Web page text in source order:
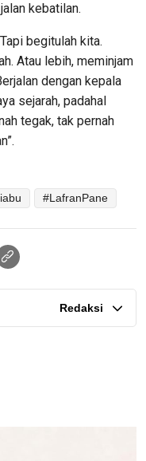
kebatilan.
begitulah kita.
Atau lebih, meminjam
dengan kepala
sejarah, padahal
tegak, tak pernah
#LafranPane
Redaksi